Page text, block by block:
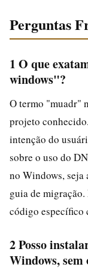
Perguntas
1 O que
windows"?
O termo "muadr"
projeto
intenção do
sobre o uso do
no Windows, seja
guia de
código específico
2 Posso
Windows, sem